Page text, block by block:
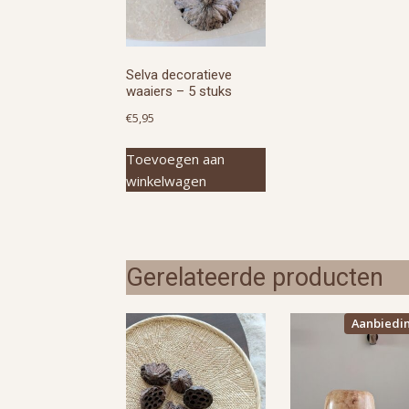
Selva decoratieve
waaiers – 5 stuks
€5,95
Toevoegen aan
winkelwagen
Gerelateerde producten